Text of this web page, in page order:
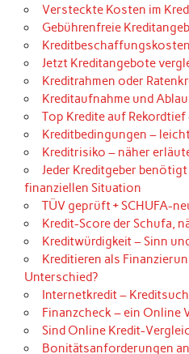
Versteckte Kosten im
Gebührenfreie
Jetzt Kreditangebote
Kreditrahmen oder
Kreditaufnahme und
Top Kredite auf
Kreditbedingungen –
Kreditrisiko – näher
Jeder Kreditgeber
finanziellen Situation
TÜV geprüft + SCHUFA-
Kredit-Score der Schufa,
Kreditwürdigkeit – Sinn
Kreditieren als
Unterschied?
Internetkredit –
Finanzcheck – ein Online
Sind Online Kredit-
Bonitätsanforderungen